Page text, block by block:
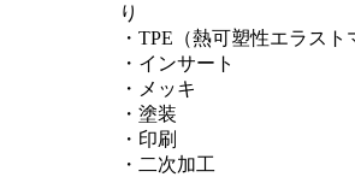
り
・TPE（熱可塑性エラスト
・インサート
・メッキ
・塗装
・印刷
・二次加工